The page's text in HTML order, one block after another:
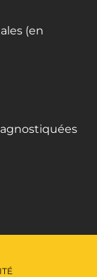
(en